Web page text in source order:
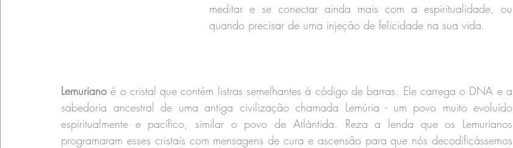
meditar e se conectar ainda mais com a espiritualidade, ou
quando precisar de uma injeção de felicidade na sua vida.
Lemuriano é o cristal que contém listras semelhantes à código de barras. Ele carrega o DNA e a
sabedoria ancestral de uma antiga civilização chamada Lemúria - um povo muito evoluído
espiritualmente e pacífico, similar o povo de Atlântida. Reza a lenda que os Lemurianos
programaram esses cristais com mensagens de cura e ascensão para que nós decodificássemos